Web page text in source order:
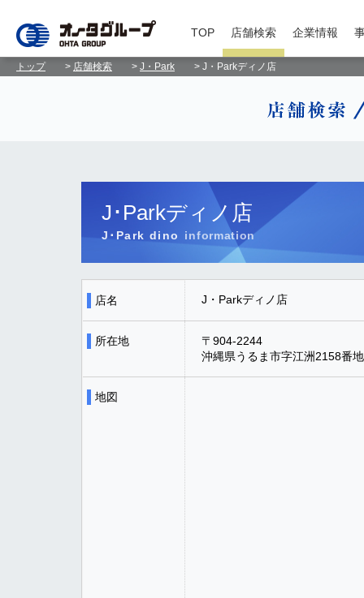
TOP 店舗検索 企業情報
トップ> 店舗検索 > J・Park > J・Parkディノ店
J･Parkディノ店
J･Park dino
店名 J・Parkディノ店
所在地
〒904-2244
沖縄県うるま市字江洲2158番
地図